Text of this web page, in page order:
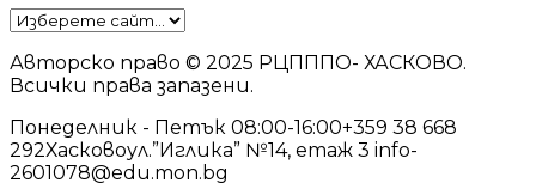
Авторско право © 2025 РЦПППО- ХАСКОВО.
Всички права запазени.
Понеделник - Петък 08:00-16:00+359 38 668
292Хасковоул.”Иглика” №14, етаж 3 info-
2601078@edu.mon.bg